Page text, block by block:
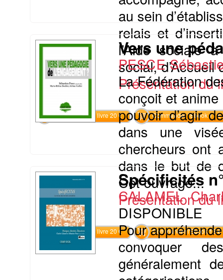
au sein
relais et
l’Aide sociale
social,
Présentation du
Commander le livre 20 € Commander l'Ebook 11 €
Vers une
PESCE
La Fédération
conçoit et
pouvoir d’agir
dans une
chercheurs ont
dans le but de
Cet ouvrage...
Présentation du
Commander le livre 20 € Commander l'Ebook 13 €
Spécificités
CALAMEL
DISPONIBLE
Pour
convoquer
généralement